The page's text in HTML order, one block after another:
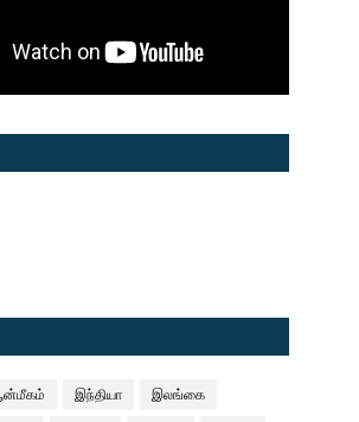
இந்தியா இலங்கை